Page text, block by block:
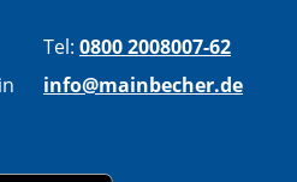
Tel: 0800 2008007-62
info@mainbecher.de